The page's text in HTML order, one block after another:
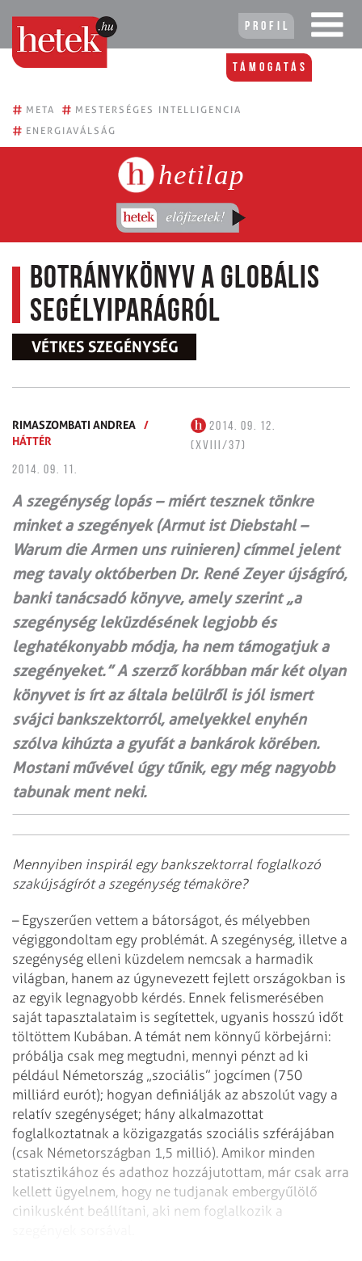
Profil
Támogatás
# META # MESTERSÉGES INTELLIGENCIA
# ENERGIAVÁLSÁG
hetilap
Botránykönyv a globális
segélyiparágról
VÉTKES SZEGÉNYSÉG
RIMASZOMBATI ANDREA /
HÁTTÉR
2014. 09. 12.
(XVIII/37)
2014. 09. 11.
A szegénység lopás – miért tesznek tönkre
minket a szegények (Armut ist Diebstahl –
Warum die Armen uns ruinieren) címmel jelent
meg tavaly októberben Dr. René Zeyer újságíró,
banki tanácsadó könyve, amely szerint „a
szegénység leküzdésének legjobb és
leghatékonyabb módja, ha nem támogatjuk a
szegényeket.” A szerző korábban már két olyan
könyvet is írt az általa belülről is jól ismert
svájci bankszektorról, amelyekkel enyhén
szólva kihúzta a gyufát a bankárok körében.
Mostani művével úgy tűnik, egy még nagyobb
tabunak ment neki.
Mennyiben inspirál egy bankszektorral foglalkozó
szakújságírót a szegénység témaköre?
– Egyszerűen vettem a bátorságot, és mélyebben
végiggondoltam egy problémát. A szegénység, illetve a
szegénység elleni küzdelem nemcsak a harmadik
világban, hanem az úgynevezett fejlett országokban is
az egyik legnagyobb kérdés. Ennek felismerésében
saját tapasztalataim is segítettek, ugyanis hosszú időt
töltöttem Kubában. A témát nem könnyű körbejárni:
próbálja csak meg megtudni, mennyi pénzt ad ki
például Németország „szociális” jogcímen (750
milliárd eurót); hogyan definiálják az abszolút vagy a
relatív szegénységet; hány alkalmazottat
foglalkoztatnak a közigazgatás szociális szférájában
(csak Németországban 1,5 millió). Amikor minden
statisztikához és adathoz hozzájutottam, már csak arra
kellett ügyelnem, hogy ne tudjanak embergyűlölő
cinikusként beállítani, aki nem foglalkozik a